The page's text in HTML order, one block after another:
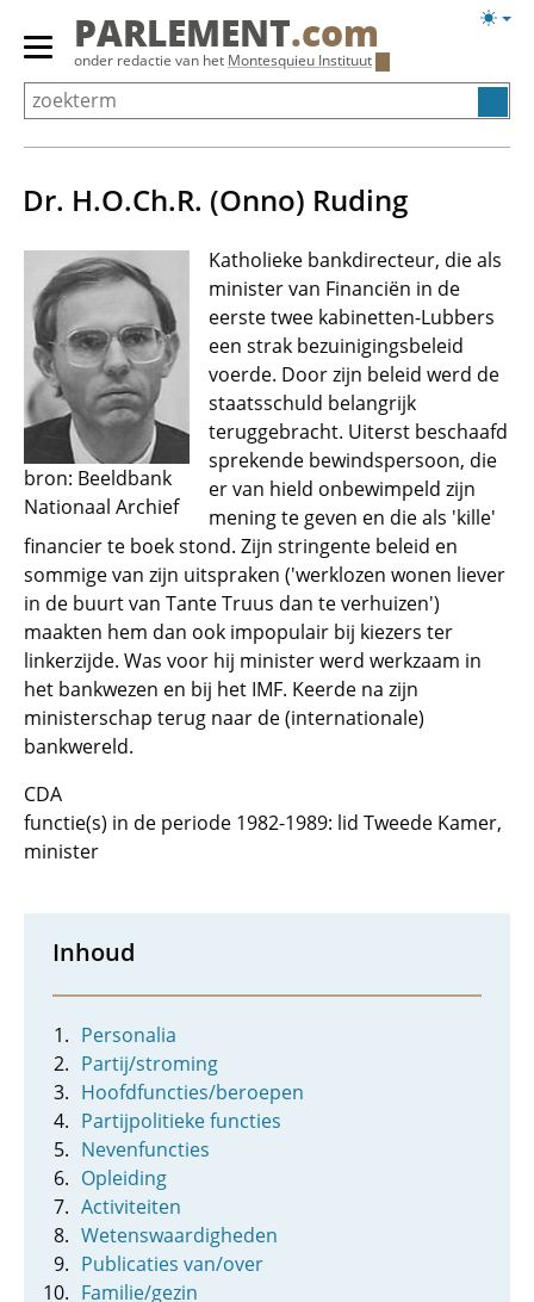
Overslaan
Primair
menu
tonen/verbergen
PARLEMENT.com
onder redactie van het Montesquieu Instituut
Dr. H.O.Ch.R. (Onno) Ruding
bron: Beeldbank
Nationaal Archief
Katholieke bankdirecteur, die als
minister van Financiën in de
eerste twee kabinetten-Lubbers
een strak bezuinigingsbeleid
voerde. Door zijn beleid werd de
staatsschuld belangrijk
teruggebracht. Uiterst beschaafd
sprekende bewindspersoon, die
er van hield onbewimpeld zijn
mening te geven en die als 'kille'
financier te boek stond. Zijn stringente beleid en
sommige van zijn uitspraken ('werklozen wonen liever
in de buurt van Tante Truus dan te verhuizen')
maakten hem dan ook impopulair bij kiezers ter
linkerzijde. Was voor hij minister werd werkzaam in
het bankwezen en bij het IMF. Keerde na zijn
ministerschap terug naar de (internationale)
bankwereld.
CDA
functie(s) in de periode 1982-1989: lid Tweede Kamer,
minister
Inhoud
Personalia
Partij/stroming
Hoofdfuncties/beroepen
Partijpolitieke functies
Nevenfuncties
Opleiding
Activiteiten
Wetenswaardigheden
Publicaties van/over
Familie/gezin